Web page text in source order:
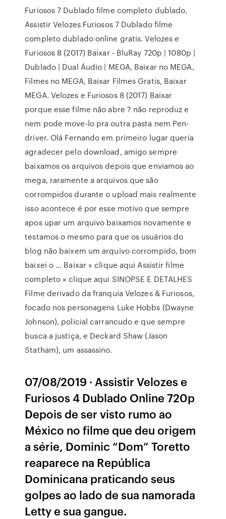
Furiosos 7 Dublado filme completo dublado,
Assistir Velozes Furiosos 7 Dublado filme
completo dublado online gratis. Velozes e
Furiosos 8 (2017) Baixar - BluRay 720p | 1080p |
Dublado | Dual Áudio | MEGA, Baixar no MEGA,
Filmes no MEGA, Baixar Filmes Gratis, Baixar
MEGA. Velozes e Furiosos 8 (2017) Baixar
porque esse filme não abre ? não reproduz e
nem pode move-lo pra outra pasta nem Pen-
driver. Olá Fernando em primeiro lugar queria
agradecer pelo download, amigo sempre
baixamos os arquivos depois que enviamos ao
mega, raramente a arquivos que são
corrompidos durante o upload mais realmente
isso acontece é por esse motivo que sempre
apos upar um arquivo baixamos novamente e
testamos o mesmo para que os usuários do
blog não baixem um arquivo corrompido, bom
baixei o … Baixar » clique aqui Assistir filme
completo » clique aqui SINOPSE E DETALHES
Filme derivado da franquia Velozes & Furiosos,
focado nos personagens Luke Hobbs (Dwayne
Johnson), policial carrancudo e que sempre
busca a justiça, e Deckard Shaw (Jason
Statham), um assassino.
07/08/2019 · Assistir Velozes e
Furiosos 4 Dublado Online 720p
Depois de ser visto rumo ao
México no filme que deu origem
a série, Dominic “Dom” Toretto
reaparece na República
Dominicana praticando seus
golpes ao lado de sua namorada
Letty e sua gangue.